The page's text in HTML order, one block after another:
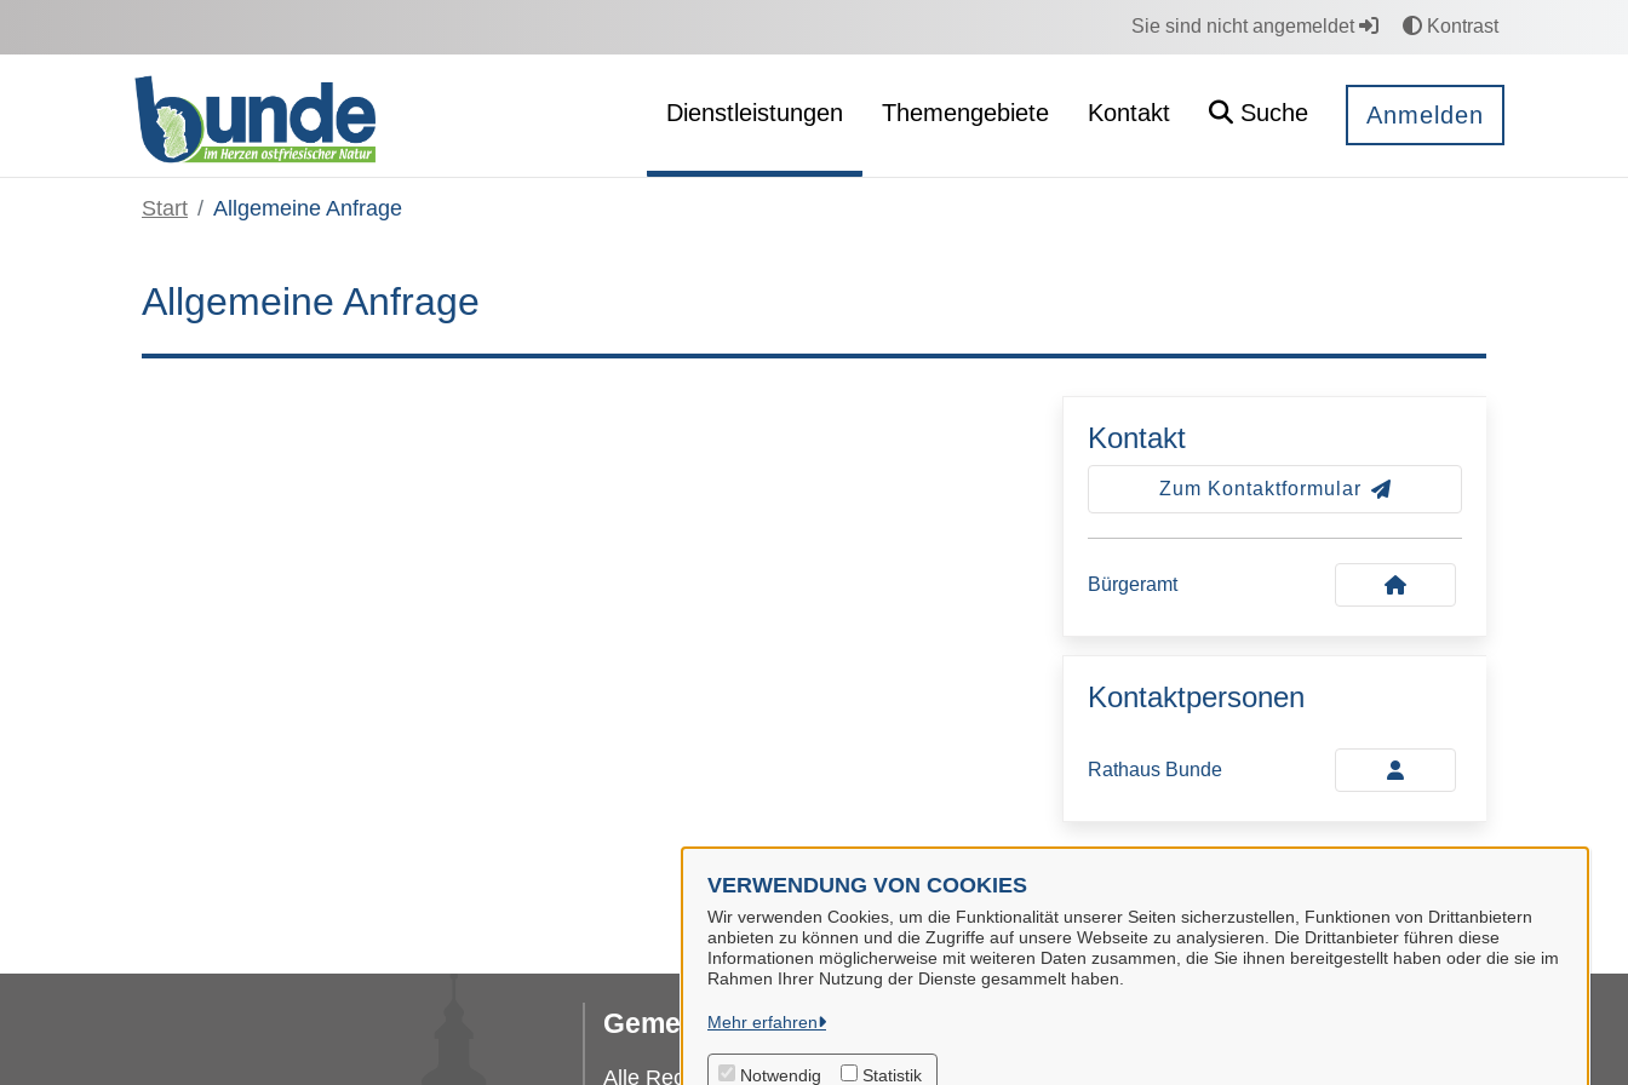
VERWENDUNG VON COOKIES
Wir verwenden Cookies, um die Funktionalität unserer Seiten sicherzustellen, Funktionen von Drittanbietern
anbieten zu können und die Zugriffe auf unsere Webseite zu analysieren. Die Drittanbieter führen diese
Informationen möglicherweise mit weiteren Daten zusammen, die Sie ihnen bereitgestellt haben oder die sie im
Rahmen Ihrer Nutzung der Dienste gesammelt haben.
Mehr erfahren
Notwendig Statistik
Sie sind nicht angemeldet Kontrast
Dienstleistungen Themengebiete Kontakt Suche Anmelden
Start Allgemeine Anfrage
Allgemeine Anfrage
Kontakt
Zum Kontaktformular
Bürgeramt
Kontaktpersonen
Rathaus Bunde
Gemeinde Bunde
Alle Rechte vorbehalten